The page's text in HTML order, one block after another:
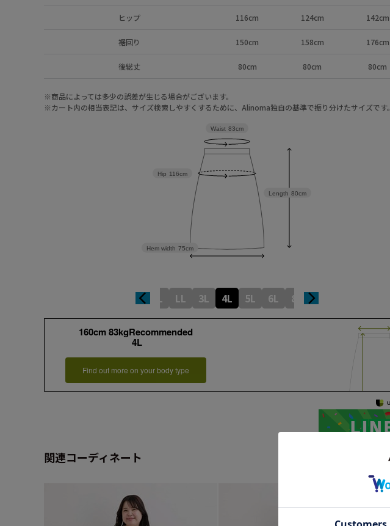
ヒップ 116cm 124cm 142cm
裾回り 150cm 158cm 176cm
後総丈 80cm 80cm 80cm
※商品によっては多少の誤差が生じる場合がございます。
※カート内の相当表記は、サイズ検索しやすくするために、Alinoma独自の基準で振り分けたサイズです。
Length 80cm
Hem width 75cm
Hip 116cm
Waist 83cm
L LL 3L 4L 5L 6L 8L 10L
160cm 83kgRecommended
4L
Find out more on your body type
関連コーディネート